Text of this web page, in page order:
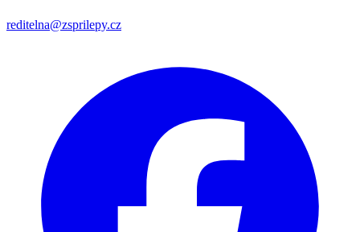
reditelna@zsprilepy.cz